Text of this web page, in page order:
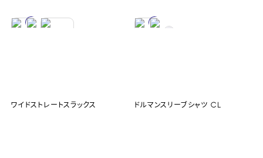
ワイドストレートスラックス ドルマンスリーブシャツ CL